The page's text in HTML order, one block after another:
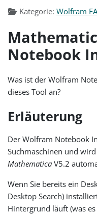
Kategorie:Wolfram
Notebook
Was ist der Wolfram
dieses Tool an?
Erläuterung
Der Wolfram Notebook
Suchmaschinen und
Mathematica V5.2
Wenn Sie bereits ein
Desktop Search)
Hintergrund läuft (was